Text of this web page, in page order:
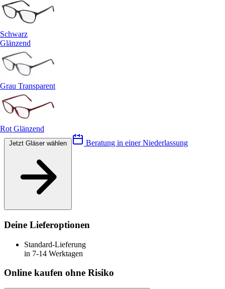
Schwarz
Glänzend
Grau Transparent
Rot Glänzend
Beratung in einer Niederlassung
Deine Lieferoptionen
Standard-Lieferung
in 7-14 Werktagen
Online kaufen ohne Risiko